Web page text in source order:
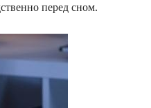
перед сном.